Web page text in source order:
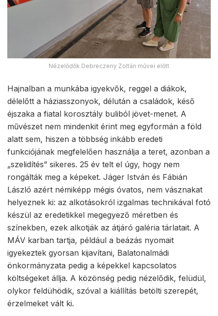
Nézelődők Debreczeny Zoltán művei előtt
Hajnalban a munkába igyekvők, reggel a diákok,
délelőtt a háziasszonyok, délután a családok, késő
éjszaka a fiatal korosztály buliból jövet-menet. A
művészet nem mindenkit érint meg egyformán a föld
alatt sem, hiszen a többség inkább eredeti
funkciójának megfelelően használja a teret, azonban a
„szelidítés” sikeres. 25 év telt el úgy, hogy nem
rongálták meg a képeket. Jáger István és Fábián
László azért némiképp mégis óvatos, nem vásznakat
helyeznek ki: az alkotásokról izgalmas technikával fotó
készül az eredetikkel megegyező méretben és
színekben, ezek alkotják az átjáró galéria tárlatait. A
MÁV karban tartja, például a beázás nyomait
igyekeztek gyorsan kijavítani, Balatonalmádi
önkormányzata pedig a képekkel kapcsolatos
költségeket állja. A közönség pedig nézelődik, felüdül,
olykor feldühödik, szóval a kiállítás betölti szerepét,
érzelmeket vált ki.